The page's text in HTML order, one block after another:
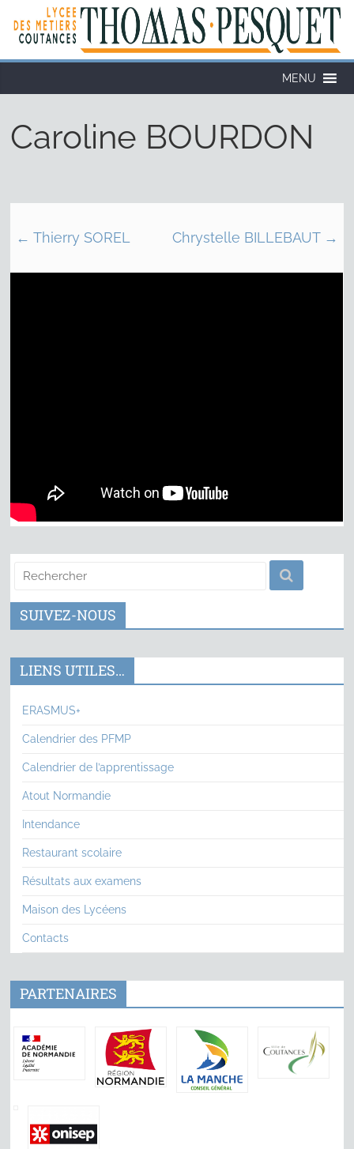
MENU
Caroline BOURDON
← Thierry SOREL Chrystelle BILLEBAUT →
SUIVEZ-NOUS
LIENS UTILES…
ERASMUS+
Calendrier des PFMP
Calendrier de l’apprentissage
Atout Normandie
Intendance
Restaurant scolaire
Résultats aux examens
Maison des Lycéens
Contacts
PARTENAIRES